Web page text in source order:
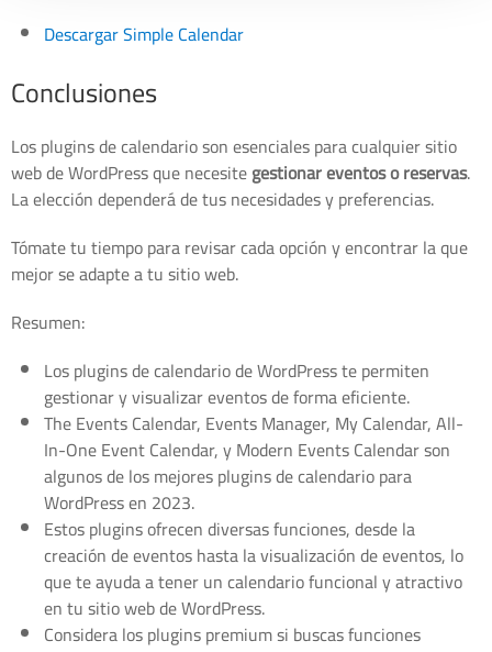
Descargar Simple Calendar
Conclusiones
Los plugins de calendario son esenciales para cualquier sitio
web de WordPress que necesitegestionar eventos o reservas.
La elección dependerá de tus necesidades y preferencias.
Tómate tu tiempo para revisar cada opción y encontrar la que
mejor se adapte a tu sitio web.
Resumen:
Los plugins de calendario de WordPress te permiten
gestionar y visualizar eventos de forma eficiente.
The Events Calendar, Events Manager, My Calendar, All-
In-One Event Calendar, y Modern Events Calendar son
algunos de los mejores plugins de calendario para
WordPress en 2023.
Estos plugins ofrecen diversas funciones, desde la
creación de eventos hasta la visualización de eventos, lo
que te ayuda a tener un calendario funcional y atractivo
en tu sitio web de WordPress.
Considera los plugins premium si buscas funciones